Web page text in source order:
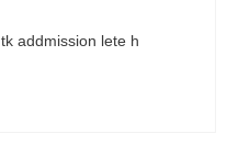
addmission lete h